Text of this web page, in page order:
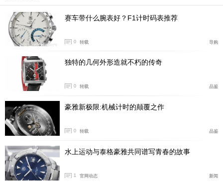
用。
TAG Heuer泰格豪雅F1系列Solargraph太阳能印第50
赛车带什么腕表好？F1计时码表推荐
0 转载 导购
独特的几何外形造就不朽的传奇
0 转载 品鉴
豪雅新极限:机械计时的颠覆之作
0 转载 品鉴
水上运动与泰格豪雅共同谱写青春的故事
1 官网动态 新闻